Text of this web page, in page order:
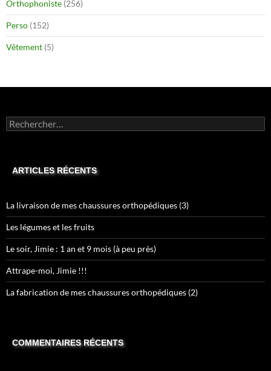
Orthophoniste (256)
Perso (152)
Vêtement (5)
Rechercher :
ARTICLES RÉCENTS
La livraison de mes chaussures orthopédiques (3)
Les légumes et les fruits
Le soir, Jimie : 1 an et 9 mois (à peu près)
Attrape-moi, Jimie !!!
La fabrication de mes chaussures orthopédiques (2)
COMMENTAIRES RÉCENTS